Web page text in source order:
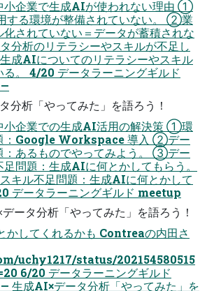
小企業で生成AIが使われない理由 ①
する環境が整備されていない。 ②業
化されていない＝データが蓄積されな
分析のリテラシーやスキルが不足し
成AIについてのリテラシーやスキル
る。 4/20 データラーニングギルド
分析「やってみた」を語ろう！
小企業での生成AI活用の解決策 ①環
：Google Workspace 導入 ②デー
：あるものでやってみよう。 ③デー
足問題：生成AIに何とかしてもらう。
ル不足問題：生成AIに何とかして
データラーニングギルド meetup
ータ分析「やってみた」を語ろう！
かしてくれるかも Contreaの内田さ
uchy1217/status/202154580515
6/20 データラーニングギルド
生成AI×データ分析「やってみた」を